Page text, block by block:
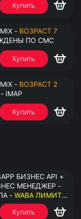
Купить
- ВОЗРАСТ 7
ПО СМС
Купить
- ВОЗРАСТ 2
Купить
БИЗНЕС API +
МЕНЕДЖЕР -
- WABA ЛИМИТ
ДО 20
Купить